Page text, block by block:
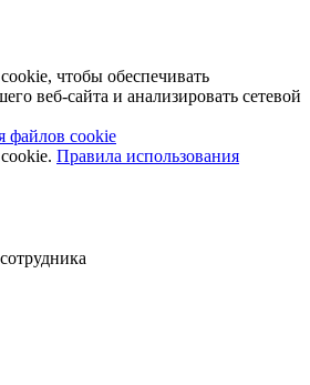
чтобы обеспечивать
веб-сайта и анализировать сетевой
файлов cookie
Правила использования